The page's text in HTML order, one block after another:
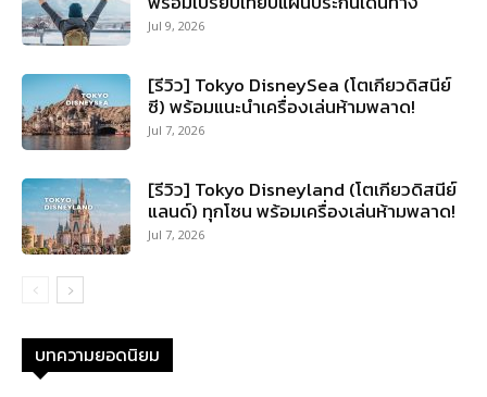
Jul 9, 2026
[รีวิว] Tokyo DisneySea (โตเกียวดิสนีย์
ซี) พร้อมแนะนำเครื่องเล่นห้ามพลาด!
Jul 7, 2026
[รีวิว] Tokyo Disneyland (โตเกียวดิสนีย์
แลนด์) ทุกโซน พร้อมเครื่องเล่นห้ามพลาด!
Jul 7, 2026
บทความยอดนิยม